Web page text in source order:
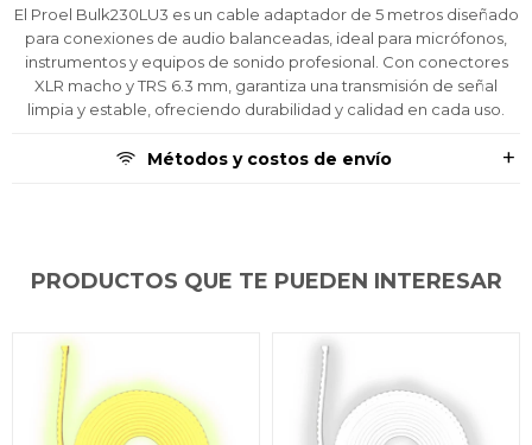
El Proel Bulk230LU3 es un cable adaptador de 5 metros diseñado
para conexiones de audio balanceadas, ideal para micrófonos,
instrumentos y equipos de sonido profesional. Con conectores
XLR macho y TRS 6.3 mm, garantiza una transmisión de señal
limpia y estable, ofreciendo durabilidad y calidad en cada uso.
Métodos y costos de envío
PRODUCTOS QUE TE PUEDEN INTERESAR
Fecha de nacimiento
Elegí tus productos preferidos
Elegís Pago Después como metodo de pago
* sujeto a aprobación crediticia. El monto disponible
puede variar por comercio
contactanos en
preguntas@pagodespues.com.uy
Fecha de nacimiento
Elegí tus productos preferidos
Elegís Pago Después como metodo de pago
* sujeto a aprobación crediticia. El monto disponible
puede variar por comercio
contactanos en
preguntas@pagodespues.com.uy
Fecha de nacimiento
Elegí tus productos preferidos
Elegís Pago Después como metodo de pago
* sujeto a aprobación crediticia. El monto disponible
puede variar por comercio
contactanos en
preguntas@pagodespues.com.uy